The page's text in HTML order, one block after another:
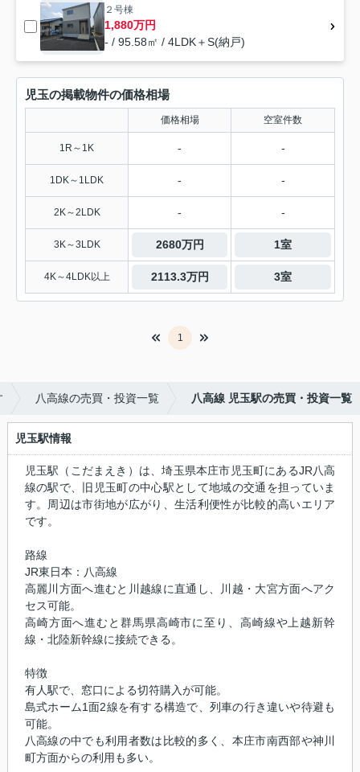
２号棟
1,880万円
- / 95.58㎡ / 4LDK＋S(納戸)
児玉の掲載物件の価格相場
価格相場 空室件数
1R～1K - -
1DK～1LDK - -
2K～2LDK - -
3K～3LDK 2680万円 1室
4K～4LDK以上 2113.3万円 3室
1
八高線の売買・投資一覧 八高線 児玉駅の売買・投資一覧
児玉駅情報
児玉駅（こだまえき）は、埼玉県本庄市児玉町にあるJR八高
線の駅で、旧児玉町の中心駅として地域の交通を担っていま
す。周辺は市街地が広がり、生活利便性が比較的高いエリア
です。
路線
JR東日本：八高線
高麗川方面へ進むと川越線に直通し、川越・大宮方面へアク
セス可能。
高崎方面へ進むと群馬県高崎市に至り、高崎線や上越新幹
線・北陸新幹線に接続できる。
特徴
有人駅で、窓口による切符購入が可能。
島式ホーム1面2線を有する構造で、列車の行き違いや待避も
可能。
八高線の中でも利用者数は比較的多く、本庄市南西部や神川
町方面からの利用も多い。